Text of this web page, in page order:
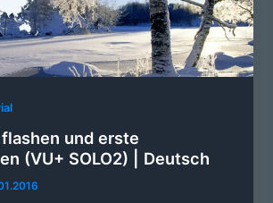
flashen und erste
(VU+ SOLO2) | Deutsch